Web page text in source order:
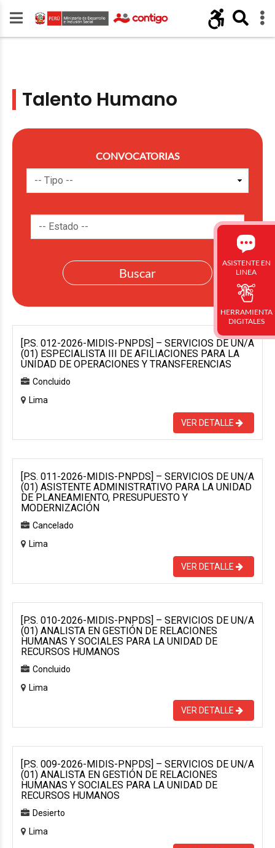
Talento Humano
CONVOCATORIAS
[P.S. 012-2026-MIDIS-PNPDS] – SERVICIOS DE UN/A
(01) ESPECIALISTA III DE AFILIACIONES PARA LA
UNIDAD DE OPERACIONES Y TRANSFERENCIAS
Concluido
Lima
VER DETALLE
[P.S. 011-2026-MIDIS-PNPDS] – SERVICIOS DE UN/A
(01) ASISTENTE ADMINISTRATIVO PARA LA UNIDAD
DE PLANEAMIENTO, PRESUPUESTO Y
MODERNIZACIÓN
Cancelado
Lima
VER DETALLE
[P.S. 010-2026-MIDIS-PNPDS] – SERVICIOS DE UN/A
(01) ANALISTA EN GESTIÓN DE RELACIONES
HUMANAS Y SOCIALES PARA LA UNIDAD DE
RECURSOS HUMANOS
Concluido
Lima
VER DETALLE
[P.S. 009-2026-MIDIS-PNPDS] – SERVICIOS DE UN/A
(01) ANALISTA EN GESTIÓN DE RELACIONES
HUMANAS Y SOCIALES PARA LA UNIDAD DE
RECURSOS HUMANOS
Desierto
Lima
ASISTENTE EN
LINEA
HERRAMIENTA
DIGITALES